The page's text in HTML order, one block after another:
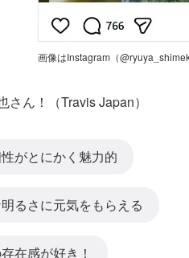
画像はInstagram（
さん！（Travis Japan）
がとにかく魅力的
るさに元気をもらえる
在感が好き！